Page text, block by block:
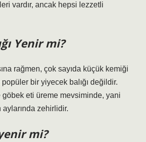
vardır, ancak hepsi lezzetli
Yenir mi?
rağmen, çok sayıda küçük kemiği
bir yiyecek balığı değildir.
göbek eti üreme mevsiminde, yani
aylarında zehirlidir.
mi?